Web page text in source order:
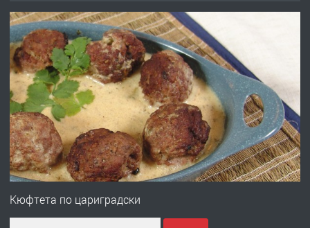
АПАРТАМЕНТ В ЦЕНТЪРА НА ГР.
ХАСКОВО
ПРЕДЛАГА Давам гараж под наем
преди 3 дни
ПРЕДЛАГА
№4120 Магазин/Офис под наем в кв.
градската градина!
Кюфтета по цариградски